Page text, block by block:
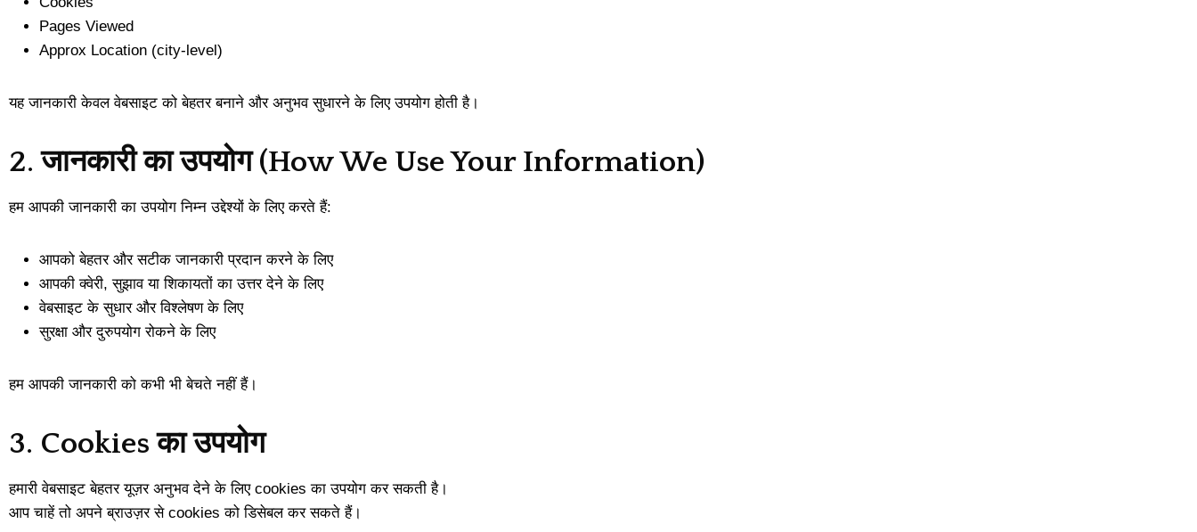
Pages Viewed
Approx Location (city-level)
यह जानकारी केवल वेबसाइट को बेहतर बनाने और अनुभव सुधारने के लिए उपयोग होती है।
2. जानकारी का उपयोग (How We Use Your Information)
हम आपकी जानकारी का उपयोग निम्न उद्देश्यों के लिए करते हैं:
आपको बेहतर और सटीक जानकारी प्रदान करने के लिए
आपकी क्वेरी, सुझाव या शिकायतों का उत्तर देने के लिए
वेबसाइट के सुधार और विश्लेषण के लिए
सुरक्षा और दुरुपयोग रोकने के लिए
हम आपकी जानकारी को कभी भी बेचते नहीं हैं।
3. Cookies का उपयोग
हमारी वेबसाइट बेहतर यूज़र अनुभव देने के लिए cookies का उपयोग कर सकती है।
आप चाहें तो अपने ब्राउज़र से cookies को डिसेबल कर सकते हैं।